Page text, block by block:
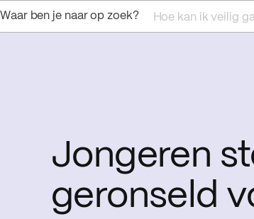
Waar ben je naar op zoek? Hoe kan ik veilig
Jongeren
geronseld